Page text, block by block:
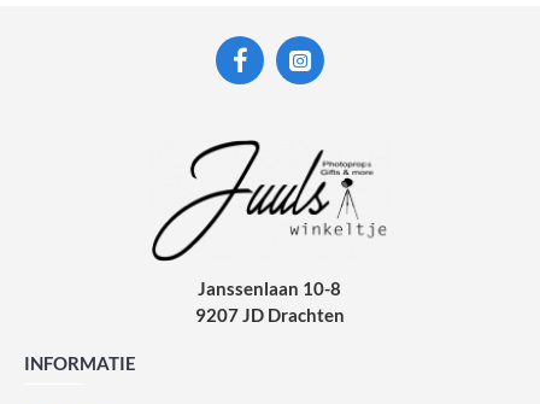
Janssenlaan 10-8
9207 JD Drachten
INFORMATIE